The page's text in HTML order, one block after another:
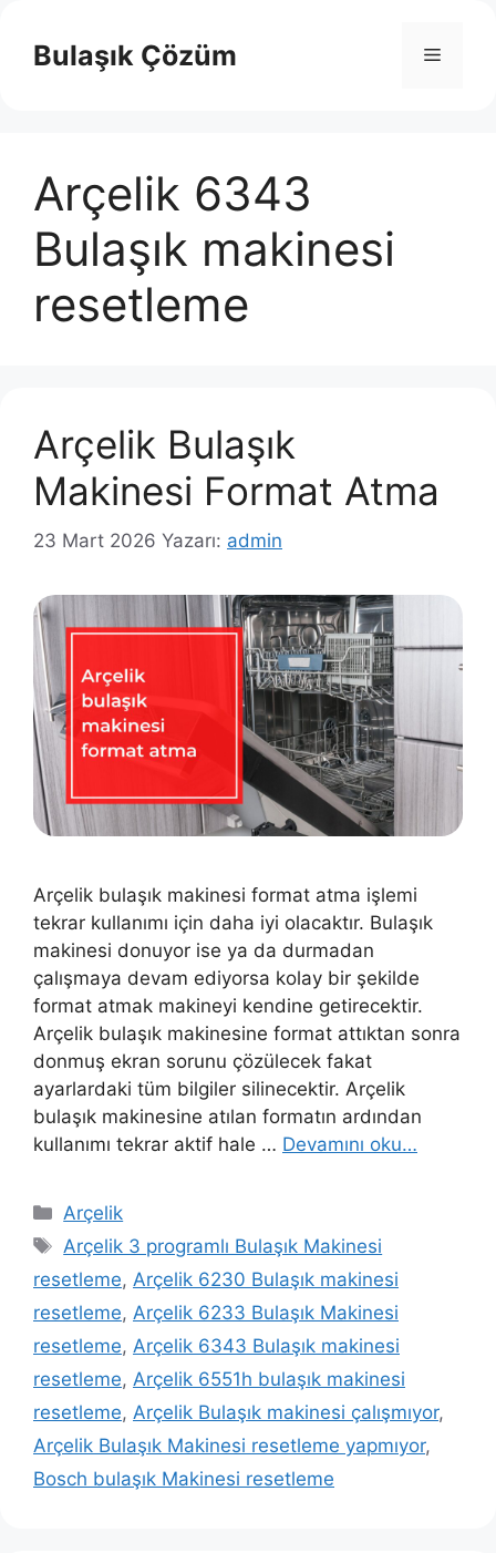
Bulaşık Çözüm Menü
Arçelik 6343
Bulaşık makinesi
resetleme
Arçelik Bulaşık
Makinesi Format Atma
23 Mart 2026 Yazarı: admin
Arçelik bulaşık makinesi format atma işlemi
tekrar kullanımı için daha iyi olacaktır. Bulaşık
makinesi donuyor ise ya da durmadan
çalışmaya devam ediyorsa kolay bir şekilde
format atmak makineyi kendine getirecektir.
Arçelik bulaşık makinesine format attıktan sonra
donmuş ekran sorunu çözülecek fakat
ayarlardaki tüm bilgiler silinecektir. Arçelik
bulaşık makinesine atılan formatın ardından
kullanımı tekrar aktif hale … Devamını oku…
Kategoriler
Arçelik
Etiketler
Arçelik 3 programlı Bulaşık Makinesi
resetleme, Arçelik 6230 Bulaşık makinesi
resetleme, Arçelik 6233 Bulaşık Makinesi
resetleme, Arçelik 6343 Bulaşık makinesi
resetleme, Arçelik 6551h bulaşık makinesi
resetleme, Arçelik Bulaşık makinesi çalışmıyor,
Arçelik Bulaşık Makinesi resetleme yapmıyor,
Bosch bulaşık Makinesi resetleme